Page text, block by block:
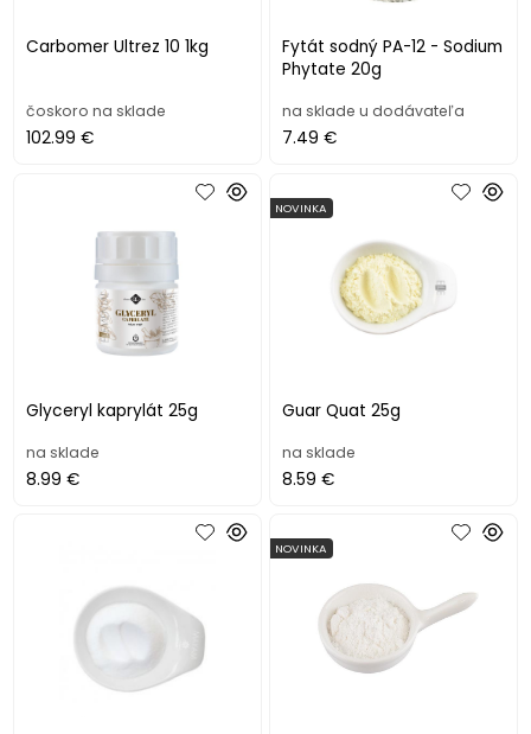
Carbomer Ultrez 10 1kg
čoskoro na sklade
102.99 €
Fytát sodný PA-12 - Sodium
Phytate 20g
na sklade u dodávateľa
7.49 €
Glyceryl kaprylát 25g
na sklade
8.99 €
Guar Quat 25g
NOVINKA
na sklade
8.59 €
NOVINKA